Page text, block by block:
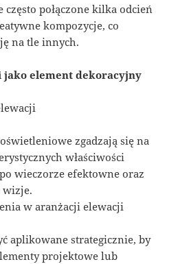
często połączone kilka odcień
kompozycje, co
na tle innych.
jako element dekoracyjny
zgadzają się na
właściwości
wieczorze efektowne oraz
wizje.
w aranżacji elewacji
aplikowane strategicznie, by
projektowe lub